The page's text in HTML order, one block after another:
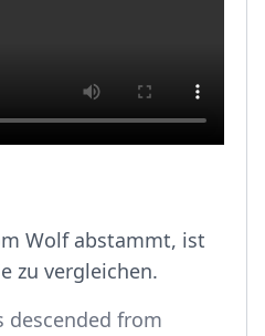
Wolf abstammt, ist
zu vergleichen.
descended from